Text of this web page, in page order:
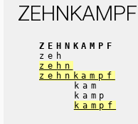
ZEHNKAMPF
ZEHNKAMPF
zeh
zehn
zehnkampf
kam
kamp
kampf